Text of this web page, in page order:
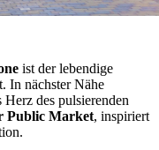
ist der lebendige
In nächster Nähe
Herz des pulsierenden
Public Market, inspiriert